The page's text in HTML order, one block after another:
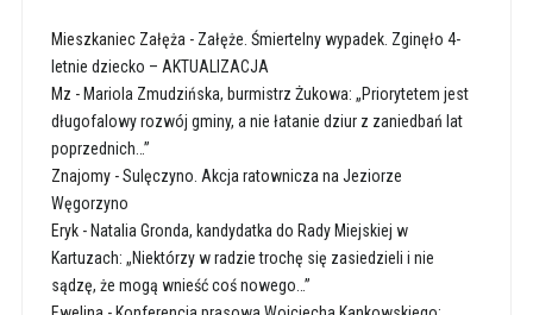
Mieszkaniec Załęża- Załęże. Śmiertelny wypadek. Zginęło 4-
letnie dziecko – AKTUALIZACJA
Mz - Mariola Zmudzińska, burmistrz Żukowa: „Priorytetem jest
długofalowy rozwój gminy, a nie łatanie dziur z zaniedbań lat
poprzednich…”
Znajomy-Sulęczyno. Akcja ratownicza na Jeziorze
Węgorzyno
Eryk- Natalia Gronda, kandydatka do Rady Miejskiej w
Kartuzach: „Niektórzy w radzie trochę się zasiedzieli i nie
sądzę, że mogą wnieść coś nowego…”